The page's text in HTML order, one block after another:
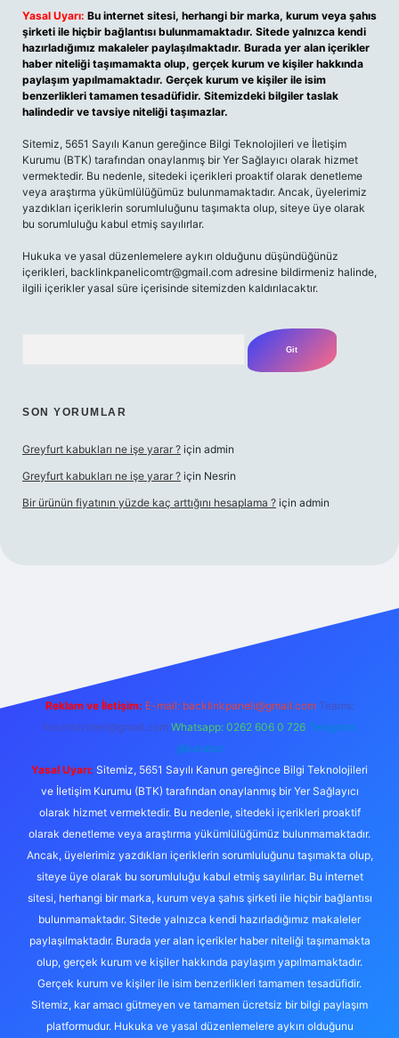
Yasal Uyarı: Bu internet sitesi, herhangi bir marka, kurum veya şahıs
şirketi ile hiçbir bağlantısı bulunmamaktadır. Sitede yalnızca kendi
hazırladığımız makaleler paylaşılmaktadır. Burada yer alan içerikler
haber niteliği taşımamakta olup, gerçek kurum ve kişiler hakkında
paylaşım yapılmamaktadır. Gerçek kurum ve kişiler ile isim
benzerlikleri tamamen tesadüfidir. Sitemizdeki bilgiler taslak
halindedir ve tavsiye niteliği taşımazlar.
Sitemiz, 5651 Sayılı Kanun gereğince Bilgi Teknolojileri ve İletişim
Kurumu (BTK) tarafından onaylanmış bir Yer Sağlayıcı olarak hizmet
vermektedir. Bu nedenle, sitedeki içerikleri proaktif olarak denetleme
veya araştırma yükümlülüğümüz bulunmamaktadır. Ancak, üyelerimiz
yazdıkları içeriklerin sorumluluğunu taşımakta olup, siteye üye olarak
bu sorumluluğu kabul etmiş sayılırlar.
Hukuka ve yasal düzenlemelere aykırı olduğunu düşündüğünüz
içerikleri, backlinkpanelicomtr@gmail.com adresine bildirmeniz halinde,
ilgili içerikler yasal süre içerisinde sitemizden kaldırılacaktır.
SON YORUMLAR
Greyfurt kabukları ne işe yarar ? için admin
Greyfurt kabukları ne işe yarar ? için Nesrin
Bir ürünün fiyatının yüzde kaç arttığını hesaplama ? için admin
m elexbet
Reklam ve İletişim: E-mail: backlinkpaneli@gmail.com Teams:
forumhizmeti@gmail.com Whatsapp: 0262 606 0 726 Telegram:
@karabul
Yasal Uyarı: Sitemiz, 5651 Sayılı Kanun gereğince Bilgi Teknolojileri
ve İletişim Kurumu (BTK) tarafından onaylanmış bir Yer Sağlayıcı
olarak hizmet vermektedir. Bu nedenle, sitedeki içerikleri proaktif
olarak denetleme veya araştırma yükümlülüğümüz bulunmamaktadır.
Ancak, üyelerimiz yazdıkları içeriklerin sorumluluğunu taşımakta olup,
siteye üye olarak bu sorumluluğu kabul etmiş sayılırlar. Bu internet
sitesi, herhangi bir marka, kurum veya şahıs şirketi ile hiçbir bağlantısı
bulunmamaktadır. Sitede yalnızca kendi hazırladığımız makaleler
paylaşılmaktadır. Burada yer alan içerikler haber niteliği taşımamakta
olup, gerçek kurum ve kişiler hakkında paylaşım yapılmamaktadır.
Gerçek kurum ve kişiler ile isim benzerlikleri tamamen tesadüfidir.
Sitemiz, kar amacı gütmeyen ve tamamen ücretsiz bir bilgi paylaşım
platformudur. Hukuka ve yasal düzenlemelere aykırı olduğunu